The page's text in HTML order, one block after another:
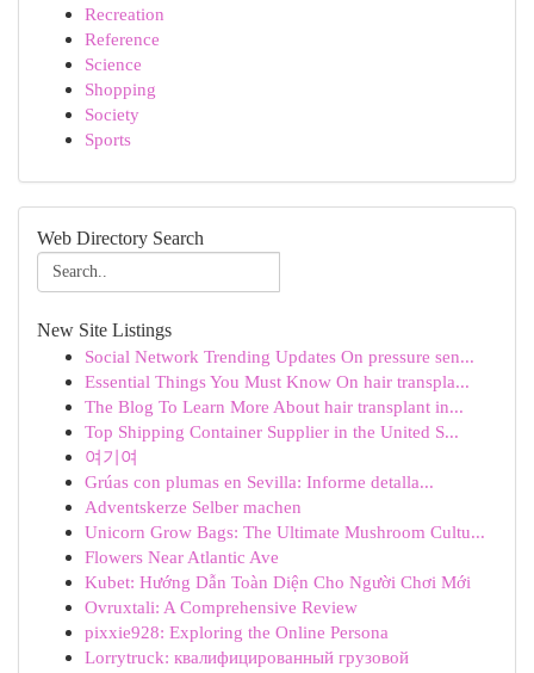
Recreation
Reference
Science
Shopping
Society
Sports
Web Directory Search
New Site Listings
Social Network Trending Updates On pressure sen...
Essential Things You Must Know On hair transpla...
The Blog To Learn More About hair transplant in...
Top Shipping Container Supplier in the United S...
여기여
Grúas con plumas en Sevilla: Informe detalla...
Adventskerze Selber machen
Unicorn Grow Bags: The Ultimate Mushroom Cultu...
Flowers Near Atlantic Ave
Kubet: Hướng Dẫn Toàn Diện Cho Người Chơi Mới
Ovruxtali: A Comprehensive Review
pixxie928: Exploring the Online Persona
Lorrytruck: квалифицированный грузовой